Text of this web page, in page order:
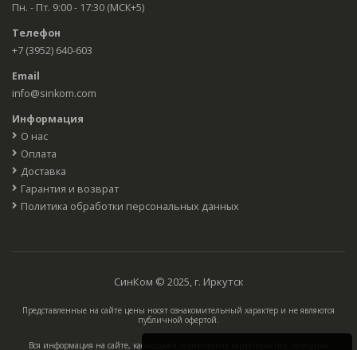
Пн. - Пт. 9:00 - 17:30 (МСК+5)
Телефон
+7 (3952) 640-603
Email
info@sinkom.com
Информация
О нас
Оплата
Доставка
Гарантия и возврат
Политика обработки персональных данных
СинКом © 2025, г. Иркутск
Представленные на сайте цены носят ознакомительный характер и не являются
публичной офертой.
Вся информация на сайте, касающаяся технических характеристик, описания